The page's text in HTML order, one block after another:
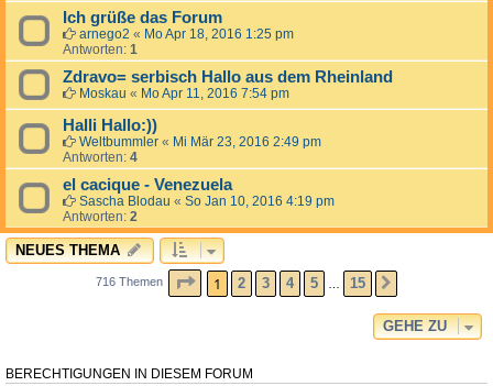
Ich grüße das Forum
arnego2 « Mo Apr 18, 2016 1:25 pm
Antworten: 1
Zdravo= serbisch Hallo aus dem Rheinland
Moskau « Mo Apr 11, 2016 7:54 pm
Halli Hallo:))
Weltbummler « Mi Mär 23, 2016 2:49 pm
Antworten: 4
el cacique - Venezuela
Sascha Blodau « So Jan 10, 2016 4:19 pm
Antworten: 2
NEUES THEMA
716 Themen SEITE1 VON15
1 2 3 4 5 15
GEHE ZU
BERECHTIGUNGEN IN DIESEM FORUM